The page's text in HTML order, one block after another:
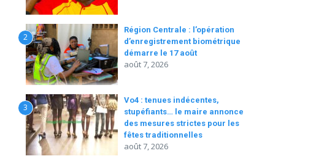
2
Région Centrale : l’opération
d’enregistrement biométrique
démarre le 17 août
août 7, 2026
3
Vo4 : tenues indécentes,
stupéfiants… le maire annonce
des mesures strictes pour les
fêtes traditionnelles
août 7, 2026